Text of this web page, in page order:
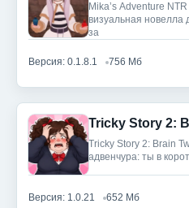
Mika’s Adventure
визуальная новелла
за
Версия: 0.1.8.1 756 Мб
Tricky Story 2: Brain
адвенчура: ты в
Версия: 1.0.21 652 Мб